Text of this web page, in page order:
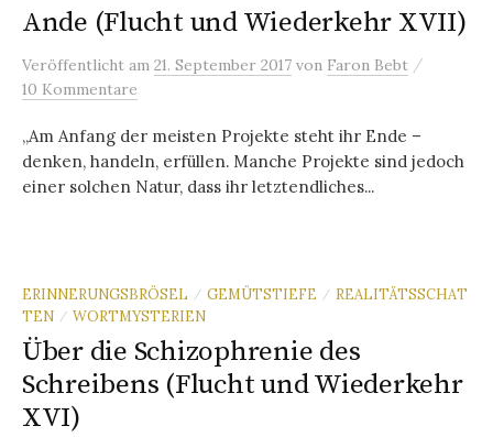
Ande (Flucht und Wiederkehr XVII)
Veröffentlicht am 21. September 2017 von Faron Bebt /
10 Kommentare
„Am Anfang der meisten Projekte steht ihr Ende –
denken, handeln, erfüllen. Manche Projekte sind jedoch
einer solchen Natur, dass ihr letztendliches...
ERINNERUNGSBRÖSEL / GEMÜTSTIEFE / REALITÄTSSCHAT
TEN / WORTMYSTERIEN
Über die Schizophrenie des
Schreibens (Flucht und Wiederkehr
XVI)